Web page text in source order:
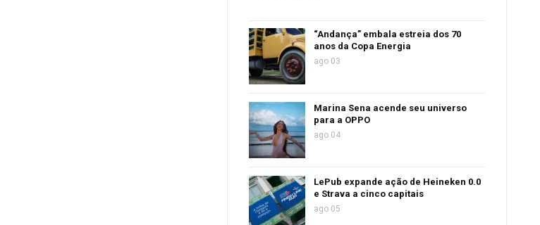
“Andança” embala estreia dos 70
anos da Copa Energia
ago 03
Marina Sena acende seu universo
para a OPPO
ago 04
LePub expande ação de Heineken 0.0
e Strava a cinco capitais
ago 05